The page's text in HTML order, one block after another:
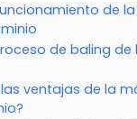
de
de baling de
ventajas de la